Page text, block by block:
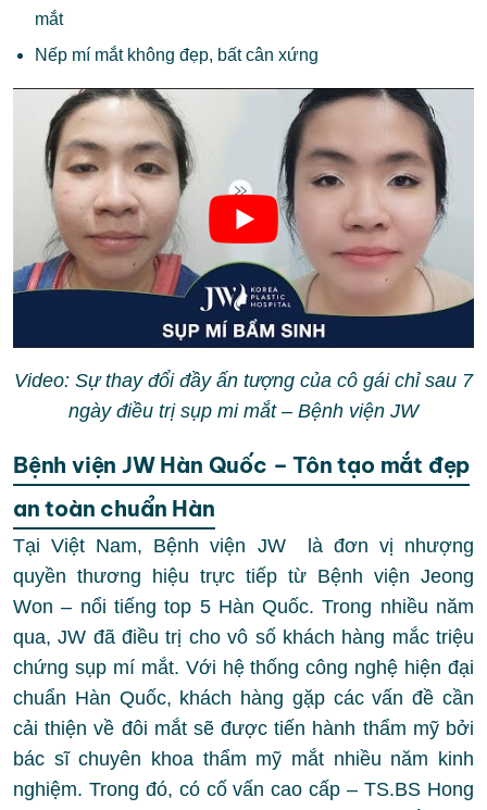
mắt
Nếp mí mắt không đẹp, bất cân xứng
Video: Sự thay đổi đầy ấn tượng của cô gái chỉ sau 7
ngày điều trị sụp mi mắt – Bệnh viện JW
Bệnh viện JW Hàn Quốc – Tôn tạo mắt đẹp
an toàn chuẩn Hàn
Tại Việt Nam, Bệnh viện JW là đơn vị nhượng
quyền thương hiệu trực tiếp từ Bệnh viện Jeong
Won – nổi tiếng top 5 Hàn Quốc. Trong nhiều năm
qua, JW đã điều trị cho vô số khách hàng mắc triệu
chứng sụp mí mắt. Với hệ thống công nghệ hiện đại
chuẩn Hàn Quốc, khách hàng gặp các vấn đề cần
cải thiện về đôi mắt sẽ được tiến hành thẩm mỹ bởi
bác sĩ chuyên khoa thẩm mỹ mắt nhiều năm kinh
nghiệm. Trong đó, có cố vấn cao cấp – TS.BS Hong